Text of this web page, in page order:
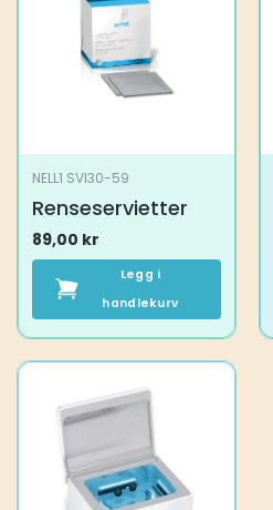
NELL1 SVI30-59
Renseservietter
89,00 kr
Legg i
handlekurv